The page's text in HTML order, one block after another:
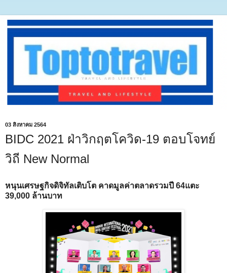
03 สิงหาคม 2564
BIDC 2021 ฝ่าวิกฤตโควิด-19 ตอบโจทย์
วิถี New Normal
หนุนเศรษฐกิจดิจิทัลเติบโต คาดมูลค่าตลาดรวมปี 64แตะ
39,000 ล้านบาท